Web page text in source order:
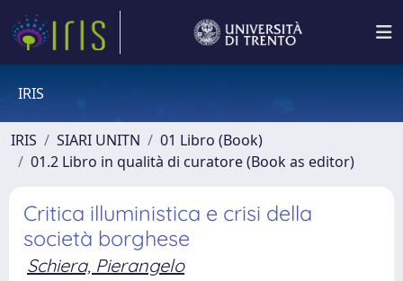
IRIS
IRIS SIARI UNITN
01 Libro (Book)
01.2 Libro in qualità di curatore (Book as editor)
Critica illuministica e crisi della
società borghese
Schiera, Pierangelo